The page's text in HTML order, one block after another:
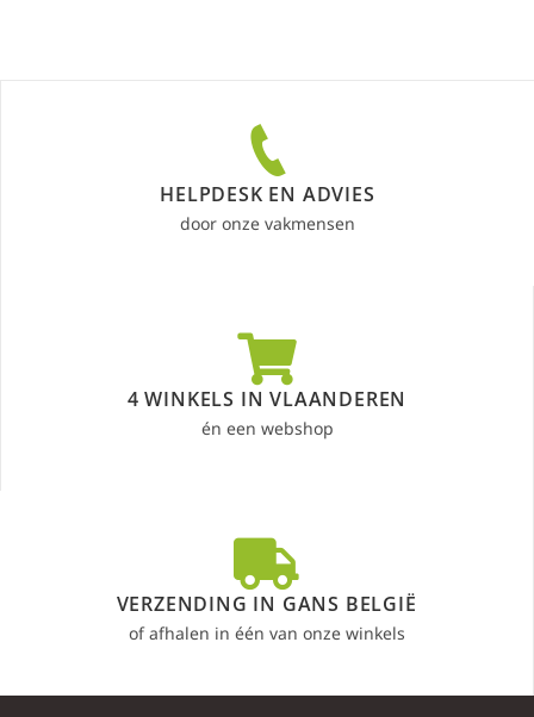
HELPDESK EN ADVIES
door onze vakmensen
4 WINKELS IN VLAANDEREN
én een webshop
VERZENDING IN GANS BELGIË
of afhalen in één van onze winkels